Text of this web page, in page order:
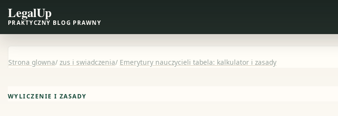
LegalUp
PRAKTYCZNY BLOG PRAWNY
Strona glowna/ zus i swiadczenia/ Emerytury nauczycieli tabela: kalkulator i zasady
WYLICZENIE I ZASADY